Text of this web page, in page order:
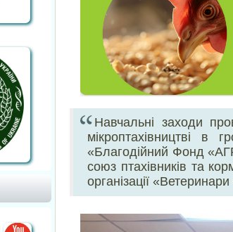
Навчальні заходи
мікроптахівництві в
«Благодійний Фонд
союз птахівників та
організації